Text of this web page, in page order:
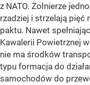
z NATO. Żołnierze
rzadziej i strzelają pięć
paktu. Nawet
Kawalerii Powietrznej
nie ma środków
typu formacja do
samochodów do